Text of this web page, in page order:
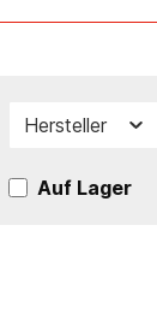
Hersteller
Auf Lager